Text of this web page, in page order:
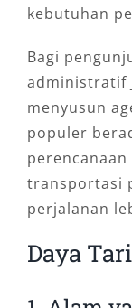
kebutuhan
Bagi
administratif
menyusun
populer
transportasi
perjalanan
Daya